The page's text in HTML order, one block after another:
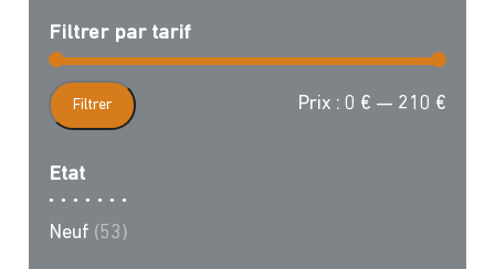
Filtrer par tarif
Filtrer Prix :0 € — 210 €
Etat
Neuf (53)